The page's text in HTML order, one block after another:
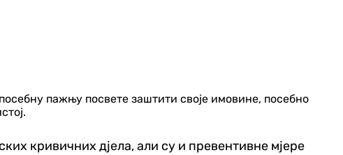
пажњу посвете заштити своје имовине, посебно
кривичних дјела, али су и превентивне мјере